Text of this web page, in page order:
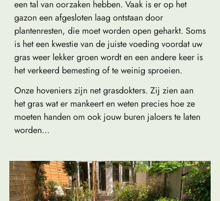
een tal van oorzaken hebben. Vaak is er op het
gazon een afgesloten laag ontstaan door
plantenresten, die moet worden open geharkt. Soms
is het een kwestie van de juiste voeding voordat uw
gras weer lekker groen wordt en een andere keer is
het verkeerd bemesting of te weinig sproeien.
Onze hoveniers zijn net grasdokters. Zij zien aan
het gras wat er mankeert en weten precies hoe ze
moeten handen om ook jouw buren jaloers te laten
worden…